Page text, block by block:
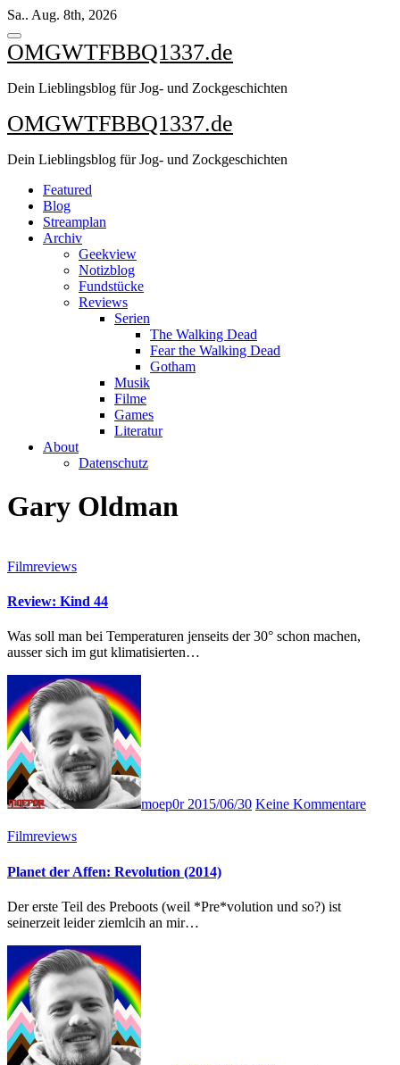
Zum
Inhalt
springen
Sa.. Aug. 8th, 2026
OMGWTFBBQ1337.de
Dein Lieblingsblog für Jog- und Zockgeschichten
OMGWTFBBQ1337.de
Dein Lieblingsblog für Jog- und Zockgeschichten
Featured
Blog
Streamplan
Archiv
Geekview
Notizblog
Fundstücke
Reviews
Serien
The Walking Dead
Fear the Walking Dead
Gotham
Musik
Filme
Games
Literatur
About
Datenschutz
Gary Oldman
Filmreviews
Review: Kind 44
Was soll man bei Temperaturen jenseits der 30° schon machen,
ausser sich im gut klimatisierten…
moep0r2015/06/30 Keine Kommentare
Filmreviews
Planet der Affen: Revolution (2014)
Der erste Teil des Preboots (weil *Pre*volution und so?) ist
seinerzeit leider ziemlcih an mir…